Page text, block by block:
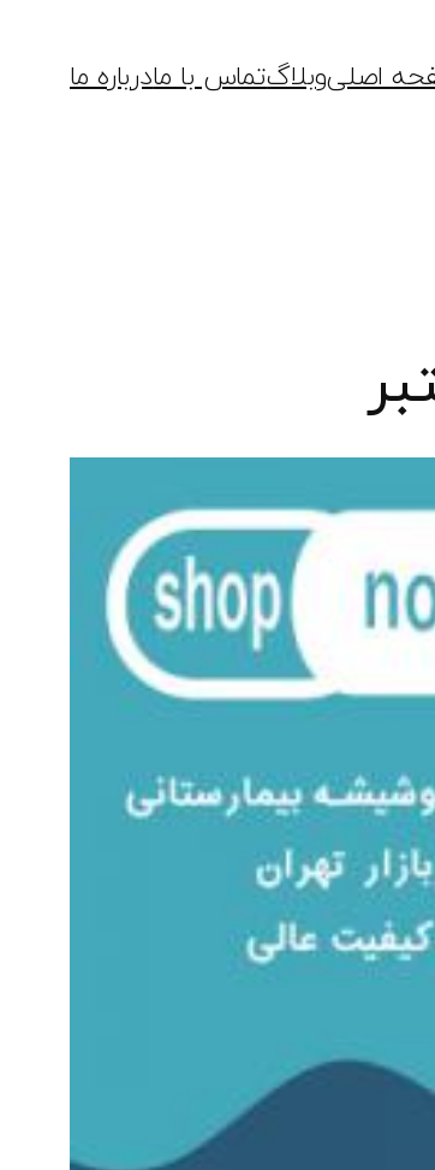
اصلیوبلاگتماس با مادرباره ما